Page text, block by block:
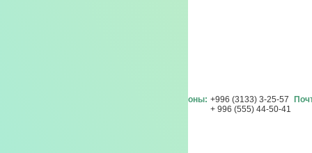
Телефоны: +996 (3133) 3-25-57
+ 996 (555) 44-50-41